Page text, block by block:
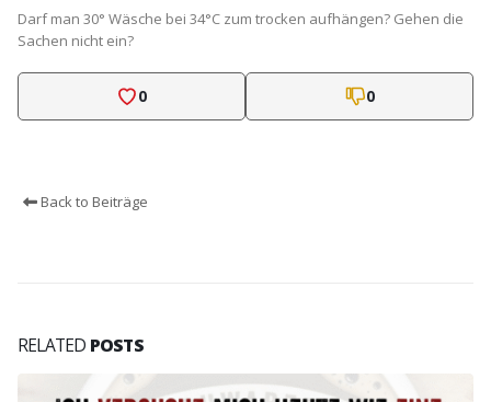
Darf man 30° Wäsche bei 34°C zum trocken aufhängen? Gehen die
Sachen nicht ein?
0 0
Back to Beiträge
RELATED POSTS